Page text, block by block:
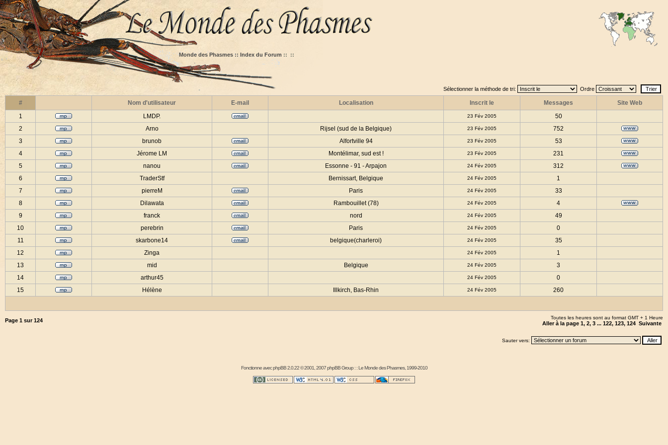
Monde des Phasmes :: Index du Forum :: ::
Sélectionner la méthode de tri: Ordre
# Nom d'utilisateur E-mail Localisation Inscrit le Messages
Site Web
1
LMDP. 23 Fév 2005
50
2
Arno Rijsel (sud de la Belgique) 23 Fév 2005
752
3
brunob Alfortville 94 23 Fév 2005
53
4
Jérome LM Montélimar, sud est ! 23 Fév 2005
231
5
nanou Essonne - 91 - Arpajon 24 Fév 2005
312
6
TraderStf Bernissart, Belgique 24 Fév 2005
1
7
pierreM Paris 24 Fév 2005
33
8
Dilawata Rambouillet (78) 24 Fév 2005
4
9
franck nord 24 Fév 2005
49
10
perebrin Paris 24 Fév 2005
0
11
skarbone14 belgique(charleroi) 24 Fév 2005
35
12
Zinga 24 Fév 2005
1
13
mid Belgique 24 Fév 2005
3
14
arthur45 24 Fév 2005
0
15
Hélène Illkirch, Bas-Rhin 24 Fév 2005 260
Page 1 sur124 Toutes les heures sont au format GMT + 1 Heure
Aller à la page 1, 2, 3 ... 122, 123, 124 Suivante
Sauter vers:
Fonctionne avecphpBB2.0.22 © 2001, 2007 phpBB Group : :Le Monde des Phasmes, 1999-2010